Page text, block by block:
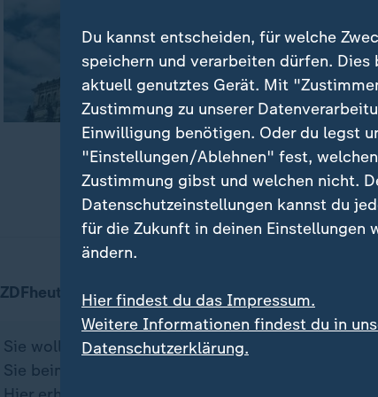
zur
Die
von
ZDFheute auf WhatsApp
Sie wollen auf dem Laufenden bleiben? Dann sind
Sie beim ZDFheute-WhatsApp-Channel richtig.
Du kannst entscheiden, für welche
speichern und verarbeiten dürfen.
aktuell genutztes Gerät. Mit
Zustimmung zu unserer
Einwilligung benötigen. Oder du legst
"Einstellungen/Ablehnen" fest,
Zustimmung gibst und welchen nicht.
Datenschutzeinstellungen kannst du
für die Zukunft in deinen Einstellungen
ändern.
Hier findest du das Impressum.
Weitere Informationen findest du in
Datenschutzerklärung.